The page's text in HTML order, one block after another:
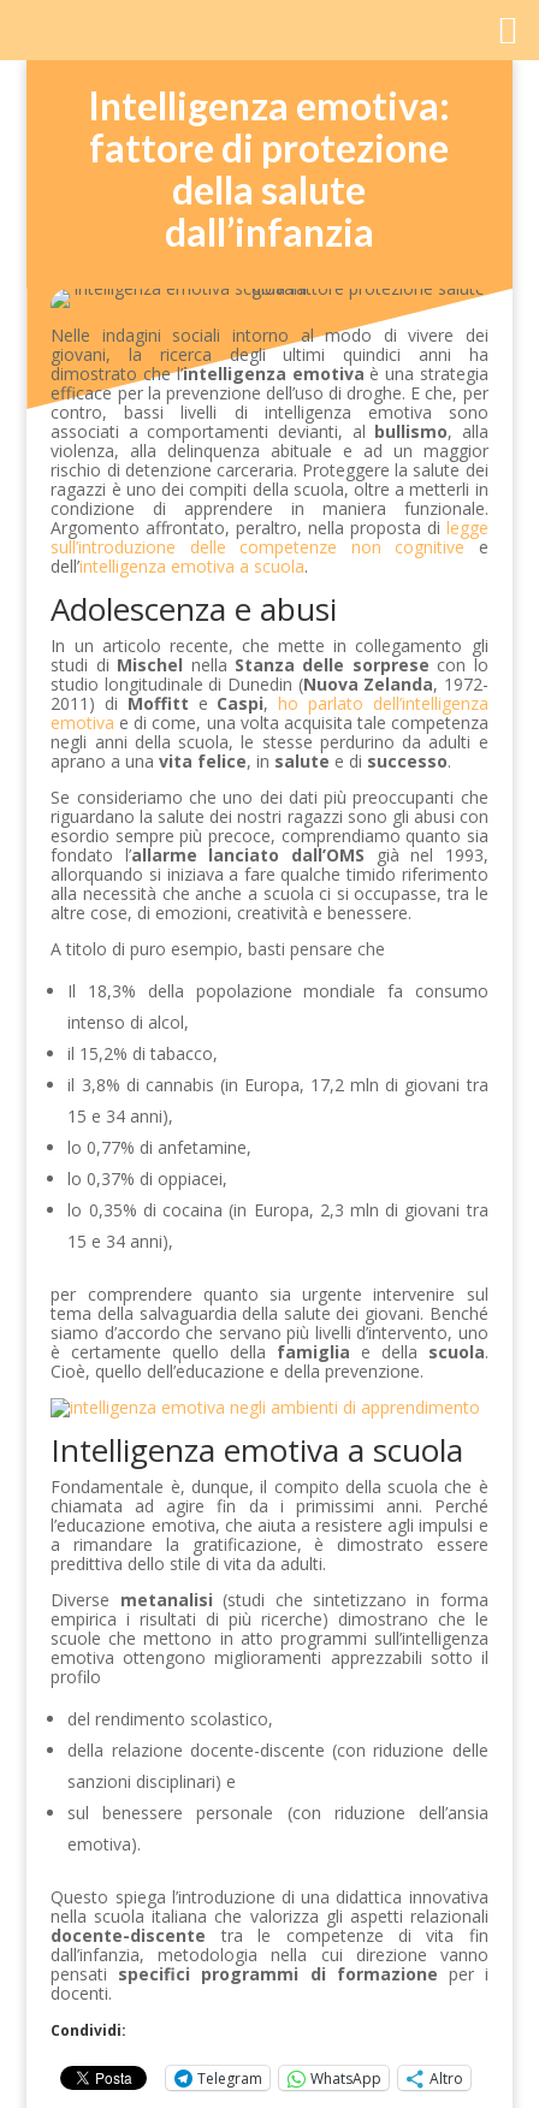
Intelligenza emotiva:
fattore di protezione
della salute
dall’infanzia
Nelle indagini sociali intorno al modo di vivere dei
giovani, la ricerca degli ultimi quindici anni ha
dimostrato che l’intelligenza emotiva è una strategia
efficace per la prevenzione dell’uso di droghe. E che, per
contro, bassi livelli di intelligenza emotiva sono
associati a comportamenti devianti, al bullismo, alla
violenza, alla delinquenza abituale e ad un maggior
rischio di detenzione carceraria. Proteggere la salute dei
ragazzi è uno dei compiti della scuola, oltre a metterli in
condizione di apprendere in maniera funzionale.
Argomento affrontato, peraltro, nella proposta di legge
sull’introduzione delle competenze non cognitivee
dell’intelligenza emotiva a scuola.
Adolescenza e abusi
In un articolo recente, che mette in collegamento gli
studi di Mischel nella Stanza delle sorprese con lo
studio longitudinale di Dunedin (Nuova Zelanda, 1972-
2011) di Moffitt e Caspi,ho parlato dell’intelligenza
emotiva e di come, una volta acquisita tale competenza
negli anni della scuola, le stesse perdurino da adulti e
aprano a unavita felice, in salute e di successo.
Se consideriamo che uno dei dati più preoccupanti che
riguardano la salute dei nostri ragazzi sono gli abusi con
esordio sempre più precoce, comprendiamo quanto sia
fondato l’allarme lanciato dall’OMS già nel 1993,
allorquando si iniziava a fare qualche timido riferimento
alla necessità che anche a scuola ci si occupasse, tra le
altre cose, di emozioni, creatività e benessere.
A titolo di puro esempio, basti pensare che
Il 18,3% della popolazione mondiale fa consumo
intenso di alcol,
il 15,2% di tabacco,
il 3,8% di cannabis (in Europa, 17,2 mln di giovani tra
15 e 34 anni),
lo 0,77% di anfetamine,
lo 0,37% di oppiacei,
lo 0,35% di cocaina (in Europa, 2,3 mln di giovani tra
15 e 34 anni),
per comprendere quanto sia urgente intervenire sul
tema della salvaguardia della salute dei giovani. Benché
siamo d’accordo che servano più livelli d’intervento, uno
è certamente quello della famiglia e della scuola.
Cioè, quello dell’educazione e della prevenzione.
Intelligenza emotiva a scuola
Fondamentale è, dunque, il compito della scuola che è
chiamata ad agire fin da i primissimi anni. Perché
l’educazione emotiva, che aiuta a resistere agli impulsi e
a rimandare la gratificazione, è dimostrato essere
predittiva dello stile di vita da adulti.
Diverse metanalisi (studi che sintetizzano in forma
empirica i risultati di più ricerche) dimostrano che le
scuole che mettono in atto programmi sull’intelligenza
emotiva ottengono miglioramenti apprezzabili sotto il
profilo
del rendimento scolastico,
della relazione docente-discente (con riduzione delle
sanzioni disciplinari) e
sul benessere personale (con riduzione dell’ansia
emotiva).
Questo spiega l’introduzione di una didattica innovativa
nella scuola italiana che valorizza gli aspetti relazionali
docente-discente tra le competenze di vita fin
dall’infanzia, metodologia nella cui direzione vanno
pensati specifici programmi di formazione per i
docenti.
Condividi:
Telegram WhatsApp Altro